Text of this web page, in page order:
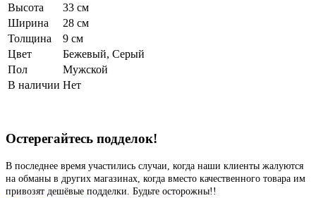
Высота
33 см
Ширина
28 см
Толщина
9 см
Цвет
Бежевый, Серый
Пол
Мужской
В наличии Нет
Остерегайтесь подделок!
В последнее время участились случаи, когда наши клиенты жалуются
на обманы в других магазинах, когда вместо качественного товара им
привозят дешёвые подделки. Будьте осторожны!!